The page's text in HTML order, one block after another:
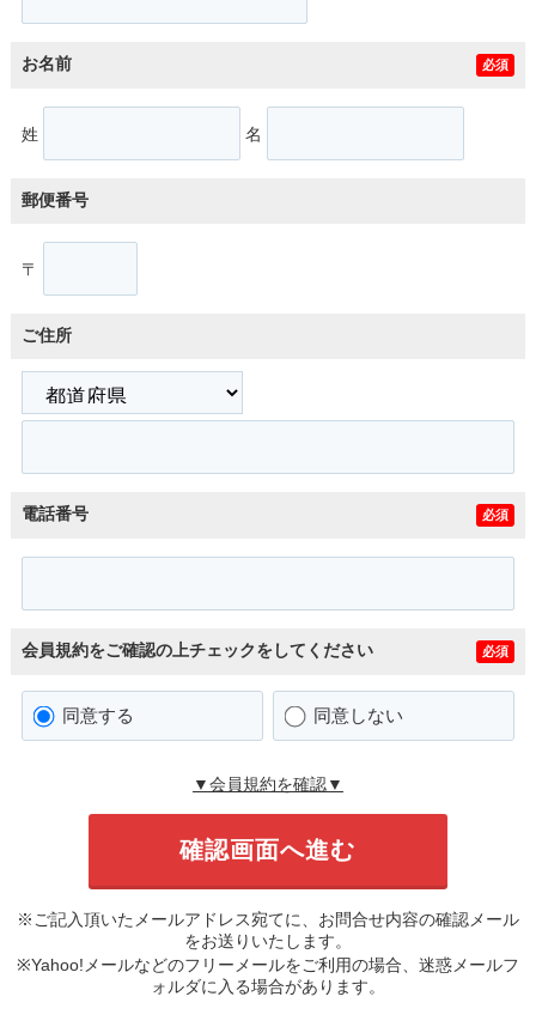
お名前 必須
姓 名
郵便番号
〒
ご住所
電話番号 必須
会員規約をご確認の上チェックをしてください 必須
同意する 同意しない
▼会員規約を確認▼
※ご記入頂いたメールアドレス宛てに、お問合せ内容の確認メール
をお送りいたします。
※Yahoo!メールなどのフリーメールをご利用の場合、迷惑メールフ
ォルダに入る場合があります。